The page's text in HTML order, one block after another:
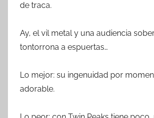
de traca.
Ay, el vil metal y una audiencia
tontorrona a espuertas…
Lo mejor: su ingenuidad por
adorable.